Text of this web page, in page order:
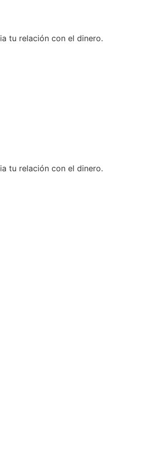
tu relación con el dinero.
tu relación con el dinero.